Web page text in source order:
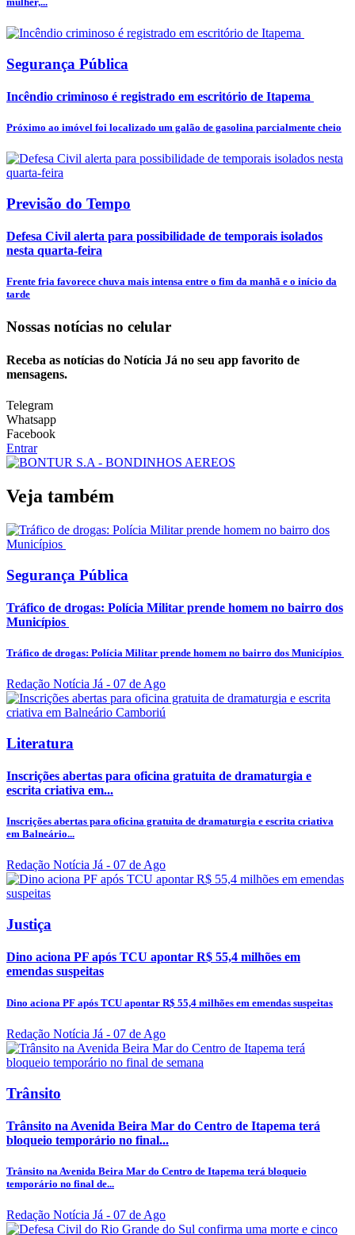
Segurança Pública
Incêndio criminoso é registrado em escritório de Itapema
Próximo ao imóvel foi localizado um galão de gasolina parcialmente cheio
Previsão do Tempo
Defesa Civil alerta para possibilidade de temporais isolados
nesta quarta-feira
Frente fria favorece chuva mais intensa entre o fim da manhã e o início da
tarde
Nossas notícias no celular
Receba as notícias do Notícia Já no seu app favorito de
mensagens.
Telegram
Whatsapp
Facebook
Entrar
Veja também
Segurança Pública
Tráfico de drogas: Polícia Militar prende homem no bairro dos
Municípios
Tráfico de drogas: Polícia Militar prende homem no bairro dos Municípios
Redação Notícia Já - 07 de Ago
Literatura
Inscrições abertas para oficina gratuita de dramaturgia e
escrita criativa em...
Inscrições abertas para oficina gratuita de dramaturgia e escrita criativa
em Balneário...
Redação Notícia Já - 07 de Ago
Justiça
Dino aciona PF após TCU apontar R$ 55,4 milhões em
emendas suspeitas
Dino aciona PF após TCU apontar R$ 55,4 milhões em emendas suspeitas
Redação Notícia Já - 07 de Ago
Trânsito
Trânsito na Avenida Beira Mar do Centro de Itapema terá
bloqueio temporário no final...
Trânsito na Avenida Beira Mar do Centro de Itapema terá bloqueio
temporário no final de...
Redação Notícia Já - 07 de Ago